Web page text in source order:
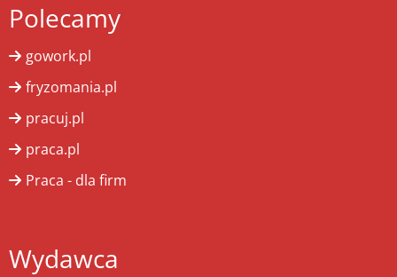
Polecamy
gowork.pl
fryzomania.pl
pracuj.pl
praca.pl
Praca - dla firm
Wydawca